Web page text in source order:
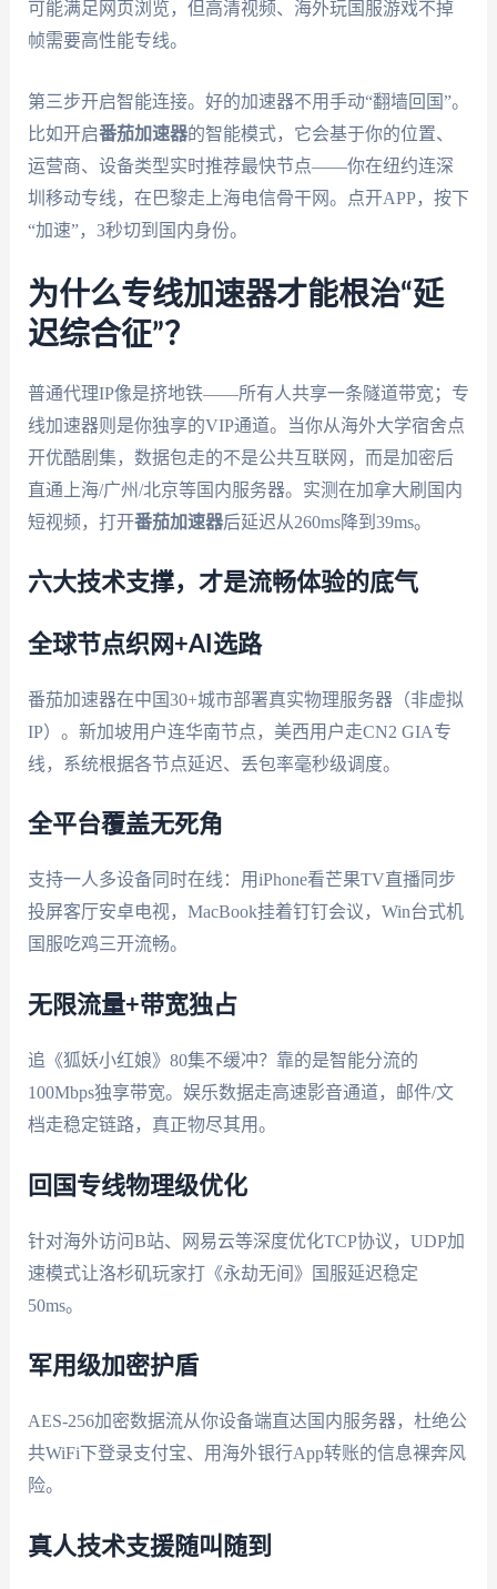
可能满足网页浏览，但高清视频、海外玩国服游戏不掉
帧需要高性能专线。
第三步开启智能连接。好的加速器不用手动“翻墙回国”。
比如开启番茄加速器的智能模式，它会基于你的位置、
运营商、设备类型实时推荐最快节点——你在纽约连深
圳移动专线，在巴黎走上海电信骨干网。点开APP，按下
“加速”，3秒切到国内身份。
为什么专线加速器才能根治“延
迟综合征”？
普通代理IP像是挤地铁——所有人共享一条隧道带宽；专
线加速器则是你独享的VIP通道。当你从海外大学宿舍点
开优酷剧集，数据包走的不是公共互联网，而是加密后
直通上海/广州/北京等国内服务器。实测在加拿大刷国内
短视频，打开番茄加速器后延迟从260ms降到39ms。
六大技术支撑，才是流畅体验的底气
全球节点织网+AI选路
番茄加速器在中国30+城市部署真实物理服务器（非虚拟
IP）。新加坡用户连华南节点，美西用户走CN2 GIA专
线，系统根据各节点延迟、丢包率毫秒级调度。
全平台覆盖无死角
支持一人多设备同时在线：用iPhone看芒果TV直播同步
投屏客厅安卓电视，MacBook挂着钉钉会议，Win台式机
国服吃鸡三开流畅。
无限流量+带宽独占
追《狐妖小红娘》80集不缓冲？靠的是智能分流的
100Mbps独享带宽。娱乐数据走高速影音通道，邮件/文
档走稳定链路，真正物尽其用。
回国专线物理级优化
针对海外访问B站、网易云等深度优化TCP协议，UDP加
速模式让洛杉矶玩家打《永劫无间》国服延迟稳定
50ms。
军用级加密护盾
AES-256加密数据流从你设备端直达国内服务器，杜绝公
共WiFi下登录支付宝、用海外银行App转账的信息裸奔风
险。
真人技术支援随叫随到